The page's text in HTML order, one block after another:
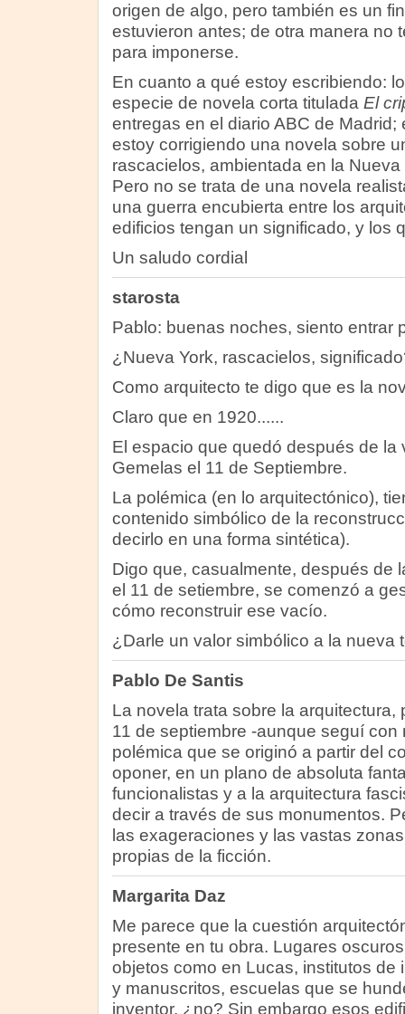
origen de algo, pero también es un
estuvieron antes; de otra manera no
para imponerse.
En cuanto a qué estoy escribiendo:
especie de novela corta titulada El
entregas en el diario ABC de
estoy corrigiendo una novela sobre
rascacielos, ambientada en la
Pero no se trata de una novela
una guerra encubierta entre los
edificios tengan un significado, y los
Un saludo cordial
starosta
Pablo: buenas noches, siento entrar
¿Nueva York, rascacielos,
Como arquitecto te digo que es la
Claro que en 1920......
El espacio que quedó después de la
Gemelas el 11 de Septiembre.
La polémica (en lo arquitectónico),
contenido simbólico de la
decirlo en una forma sintética).
Digo que, casualmente, después de
el 11 de setiembre, se comenzó a
cómo reconstruir ese vacío.
¿Darle un valor simbólico a la nueva
Pablo De Santis
La novela trata sobre la arquitectura,
11 de septiembre -aunque seguí con
polémica que se originó a partir del
oponer, en un plano de absoluta
funcionalistas y a la arquitectura
decir a través de sus monumentos.
las exageraciones y las vastas
propias de la ficción.
Margarita Daz
Me parece que la cuestión
presente en tu obra. Lugares
objetos como en Lucas, institutos de
y manuscritos, escuelas que se
inventor, ¿no? Sin embargo esos